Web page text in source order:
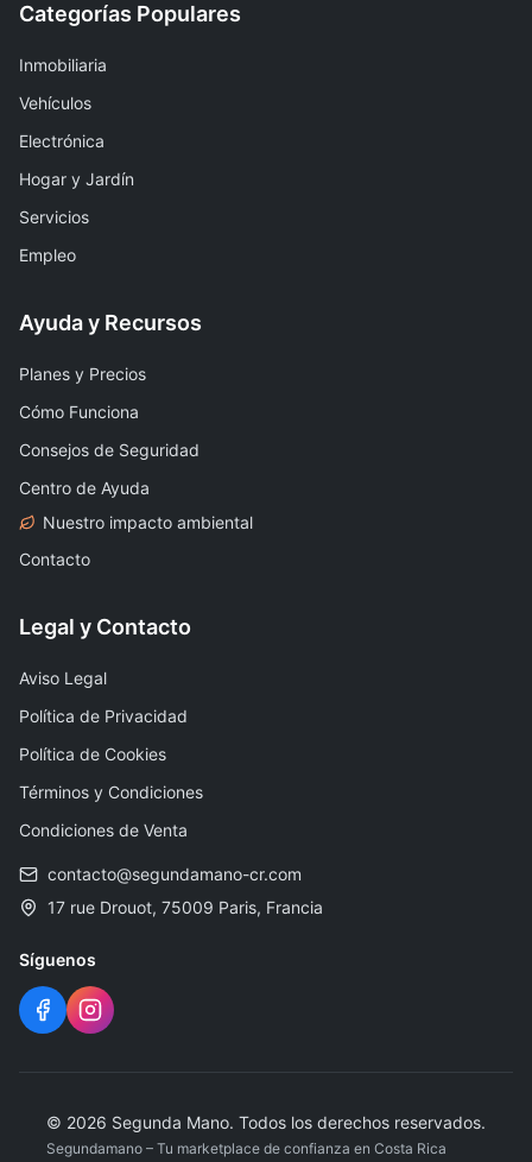
Categorías Populares
Inmobiliaria
Vehículos
Electrónica
Hogar y Jardín
Servicios
Empleo
Ayuda y Recursos
Planes y Precios
Cómo Funciona
Consejos de Seguridad
Centro de Ayuda
Nuestro impacto ambiental
Contacto
Legal y Contacto
Aviso Legal
Política de Privacidad
Política de Cookies
Términos y Condiciones
Condiciones de Venta
contacto@segundamano-cr.com
17 rue Drouot, 75009 Paris, Francia
Síguenos
© 2026 Segunda Mano. Todos los derechos reservados.
Segundamano – Tu marketplace de confianza en Costa Rica